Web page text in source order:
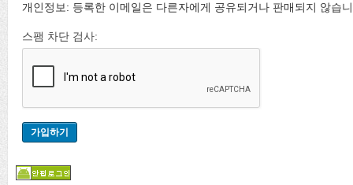
개인정보: 등록한 이메일은 다른자에게 공유되거나 판매되지 않습
스팸 차단 검사: